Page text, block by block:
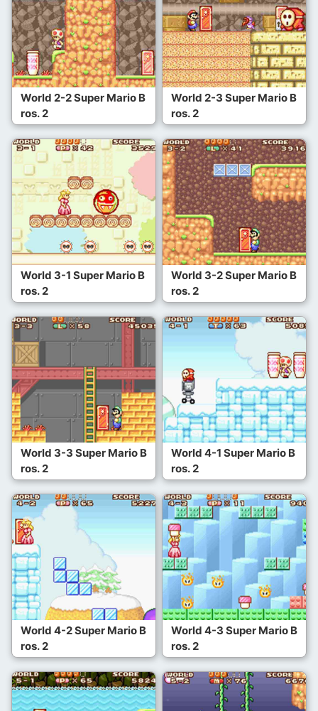
World 2-2 Super Mario B
ros. 2
World 2-3 Super Mario B
ros. 2
World 3-1 Super Mario B
ros. 2
World 3-2 Super Mario B
ros. 2
World 3-3 Super Mario B
ros. 2
World 4-1 Super Mario B
ros. 2
World 4-2 Super Mario B
ros. 2
World 4-3 Super Mario B
ros. 2